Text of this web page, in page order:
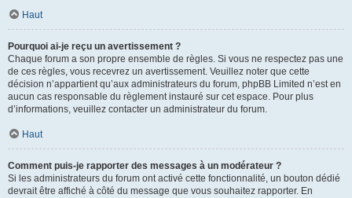
Haut
Pourquoi ai-je reçu un avertissement ?
Chaque forum a son propre ensemble de règles. Si vous ne respectez pas une
de ces règles, vous recevrez un avertissement. Veuillez noter que cette
décision n’appartient qu’aux administrateurs du forum, phpBB Limited n’est en
aucun cas responsable du règlement instauré sur cet espace. Pour plus
d’informations, veuillez contacter un administrateur du forum.
Haut
Comment puis-je rapporter des messages à un modérateur ?
Si les administrateurs du forum ont activé cette fonctionnalité, un bouton dédié
devrait être affiché à côté du message que vous souhaitez rapporter. En